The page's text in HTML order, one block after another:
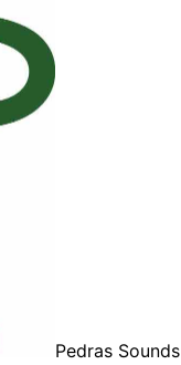
Pedras Sounds